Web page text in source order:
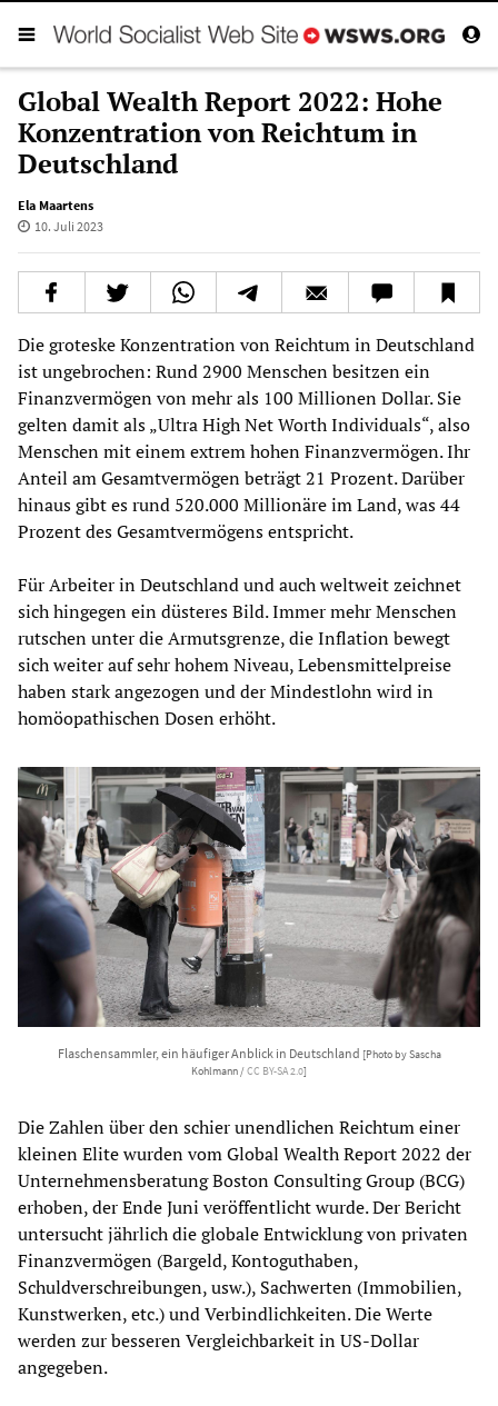
Global Wealth Report 2022: Hohe
Konzentration von Reichtum in
Deutschland
Ela Maartens
10. Juli 2023
Die groteske Konzentration von Reichtum in Deutschland
ist ungebrochen: Rund 2900 Menschen besitzen ein
Finanzvermögen von mehr als 100 Millionen Dollar. Sie
gelten damit als „Ultra High Net Worth Individuals“, also
Menschen mit einem extrem hohen Finanzvermögen. Ihr
Anteil am Gesamtvermögen beträgt 21 Prozent. Darüber
hinaus gibt es rund 520.000 Millionäre im Land, was 44
Prozent des Gesamtvermögens entspricht.
Für Arbeiter in Deutschland und auch weltweit zeichnet
sich hingegen ein düsteres Bild. Immer mehr Menschen
rutschen unter die Armutsgrenze, die Inflation bewegt
sich weiter auf sehr hohem Niveau, Lebensmittelpreise
haben stark angezogen und der Mindestlohn wird in
homöopathischen Dosen erhöht.
Flaschensammler, ein häufiger Anblick in Deutschland [Photo by Sascha
Kohlmann /CC BY-SA 2.0]
Die Zahlen über den schier unendlichen Reichtum einer
kleinen Elite wurden vom Global Wealth Report 2022 der
Unternehmensberatung Boston Consulting Group (BCG)
erhoben, der Ende Juni veröffentlicht wurde. Der Bericht
untersucht jährlich die globale Entwicklung von privaten
Finanzvermögen (Bargeld, Kontoguthaben,
Schuldverschreibungen, usw.), Sachwerten (Immobilien,
Kunstwerken, etc.) und Verbindlichkeiten. Die Werte
werden zur besseren Vergleichbarkeit in US-Dollar
angegeben.